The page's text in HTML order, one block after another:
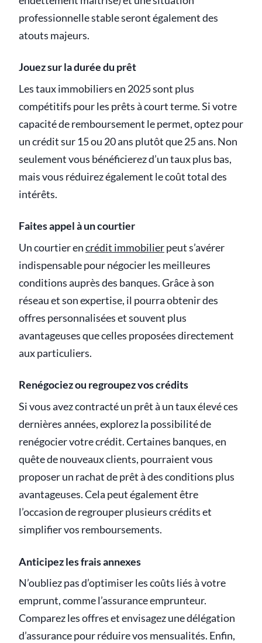
professionnelle stable seront également des
atouts majeurs.
Jouez sur la durée du prêt
Les taux immobiliers en 2025 sont plus
compétitifs pour les prêts à court terme. Si votre
capacité de remboursement le permet, optez pour
un crédit sur 15 ou 20 ans plutôt que 25 ans. Non
seulement vous bénéficierez d’un taux plus bas,
mais vous réduirez également le coût total des
intérêts.
Faites appel à un courtier
Un courtier encrédit immobilierpeut s’avérer
indispensable pour négocier les meilleures
conditions auprès des banques. Grâce à son
réseau et son expertise, il pourra obtenir des
offres personnalisées et souvent plus
avantageuses que celles proposées directement
aux particuliers.
Renégociez ou regroupez vos crédits
Si vous avez contracté un prêt à un taux élevé ces
dernières années, explorez la possibilité de
renégocier votre crédit. Certaines banques, en
quête de nouveaux clients, pourraient vous
proposer un rachat de prêt à des conditions plus
avantageuses. Cela peut également être
l’occasion de regrouper plusieurs crédits et
simplifier vos remboursements.
Anticipez les frais annexes
N’oubliez pas d’optimiser les coûts liés à votre
emprunt, comme l’assurance emprunteur.
Comparez les offres et envisagez une délégation
d’assurance pour réduire vos mensualités. Enfin,